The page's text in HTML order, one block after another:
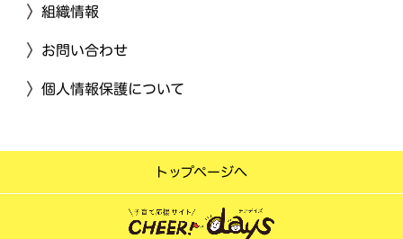
組織情報
お問い合わせ
個人情報保護について
トップページへ